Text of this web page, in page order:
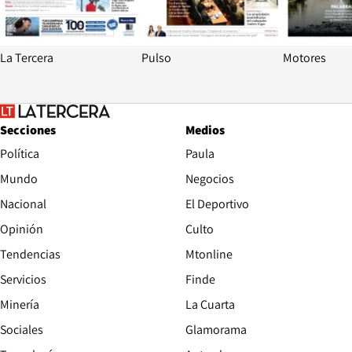
La Tercera Pulso Motores
Secciones
Política
Mundo
Nacional
Opinión
Tendencias
Servicios
Minería
Sociales
Medios
Paula
Negocios
El Deportivo
Culto
Mtonline
Finde
La Cuarta
Glamorama